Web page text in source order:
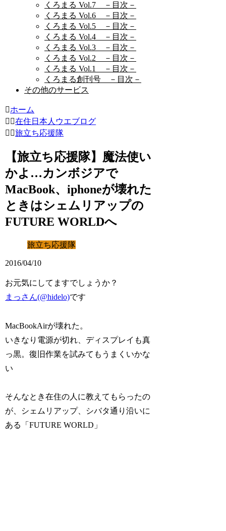
くろまる Vol.7 －目次－
くろまる Vol.6 －目次－
くろまる Vol.5 －目次－
くろまる Vol.4 －目次－
くろまる Vol.3 －目次－
くろまる Vol.2 －目次－
くろまる Vol.1 －目次－
くろまる創刊号 －目次－
その他のサービス
ホーム
在住日本人ウエブログ
旅立ち応援隊
【旅立ち応援隊】魔法使い
かよ…カンボジアで
MacBook、iphoneが壊れた
ときはシェムリアップの
FUTURE WORLDへ
旅立ち応援隊
2016/04/10
お元気にしてますでしょうか？
まっさん(@hidelo)です
MacBookAirが壊れた。
いきなり電源が切れ、ディスプレイも真
っ黒。復旧作業を試みてもうまくいかな
い
そんなとき在住の人に教えてもらったの
が、シェムリアップ、シバタ通り沿いに
ある「FUTURE WORLD」